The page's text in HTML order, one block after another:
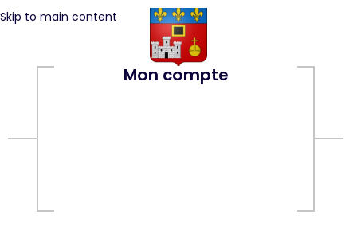
Skip to main content
Mon compte